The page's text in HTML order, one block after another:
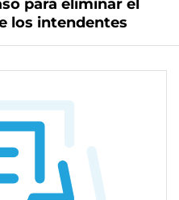
para eliminar el
los intendentes